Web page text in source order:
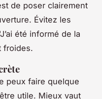
de poser clairement
Évitez les
été informé de la
froides.
peux faire quelque
utile. Mieux vaut